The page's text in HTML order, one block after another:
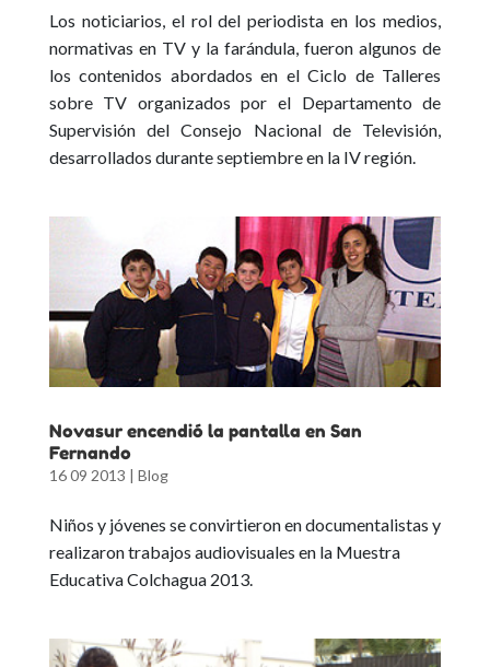
Los noticiarios, el rol del periodista en los medios,
normativas en TV y la farándula, fueron algunos de
los contenidos abordados en el Ciclo de Talleres
sobre TV organizados por el Departamento de
Supervisión del Consejo Nacional de Televisión,
desarrollados durante septiembre en la IV región.
Novasur encendió la pantalla en San
Fernando
16 09 2013 | Blog
Niños y jóvenes se convirtieron en documentalistas y
realizaron trabajos audiovisuales en la Muestra
Educativa Colchagua 2013.